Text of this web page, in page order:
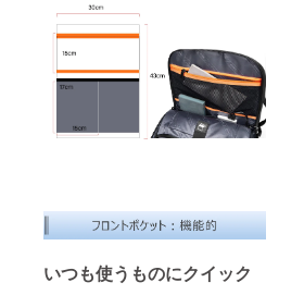
いつも使うものにクイック